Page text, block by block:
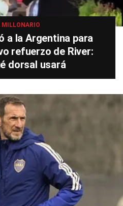
MILLONARIO
a la Argentina para
refuerzo de River:
dorsal usará